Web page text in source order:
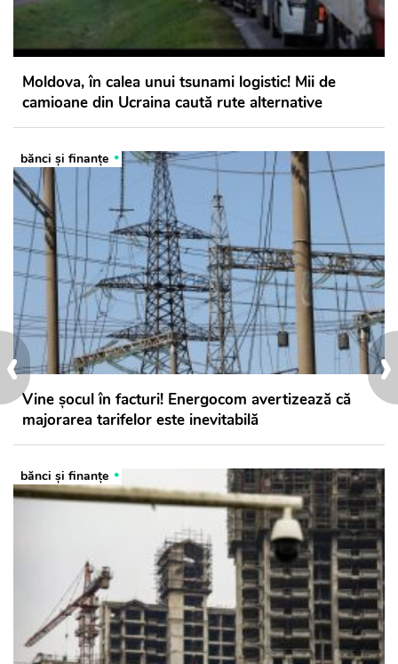
›
‹
Moldova, în calea unui tsunami logistic! Mii de
camioane din Ucraina caută rute alternative
bănci şi finanţe
Vine șocul în facturi! Energocom avertizează că
majorarea tarifelor este inevitabilă
bănci şi finanţe